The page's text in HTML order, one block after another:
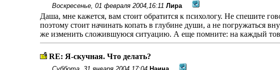
Воскресенье, 01 февраля 2004,16:11 Лира
Даша, мне кажется, вам стоит обратится к психологу. Не спешите
поэтому стоит начинать копать в глубине души, а не погружаться
же изменить сложившуюся ситуацию. А еще помните: на каждый
RE: Я-скучная. Что делать?